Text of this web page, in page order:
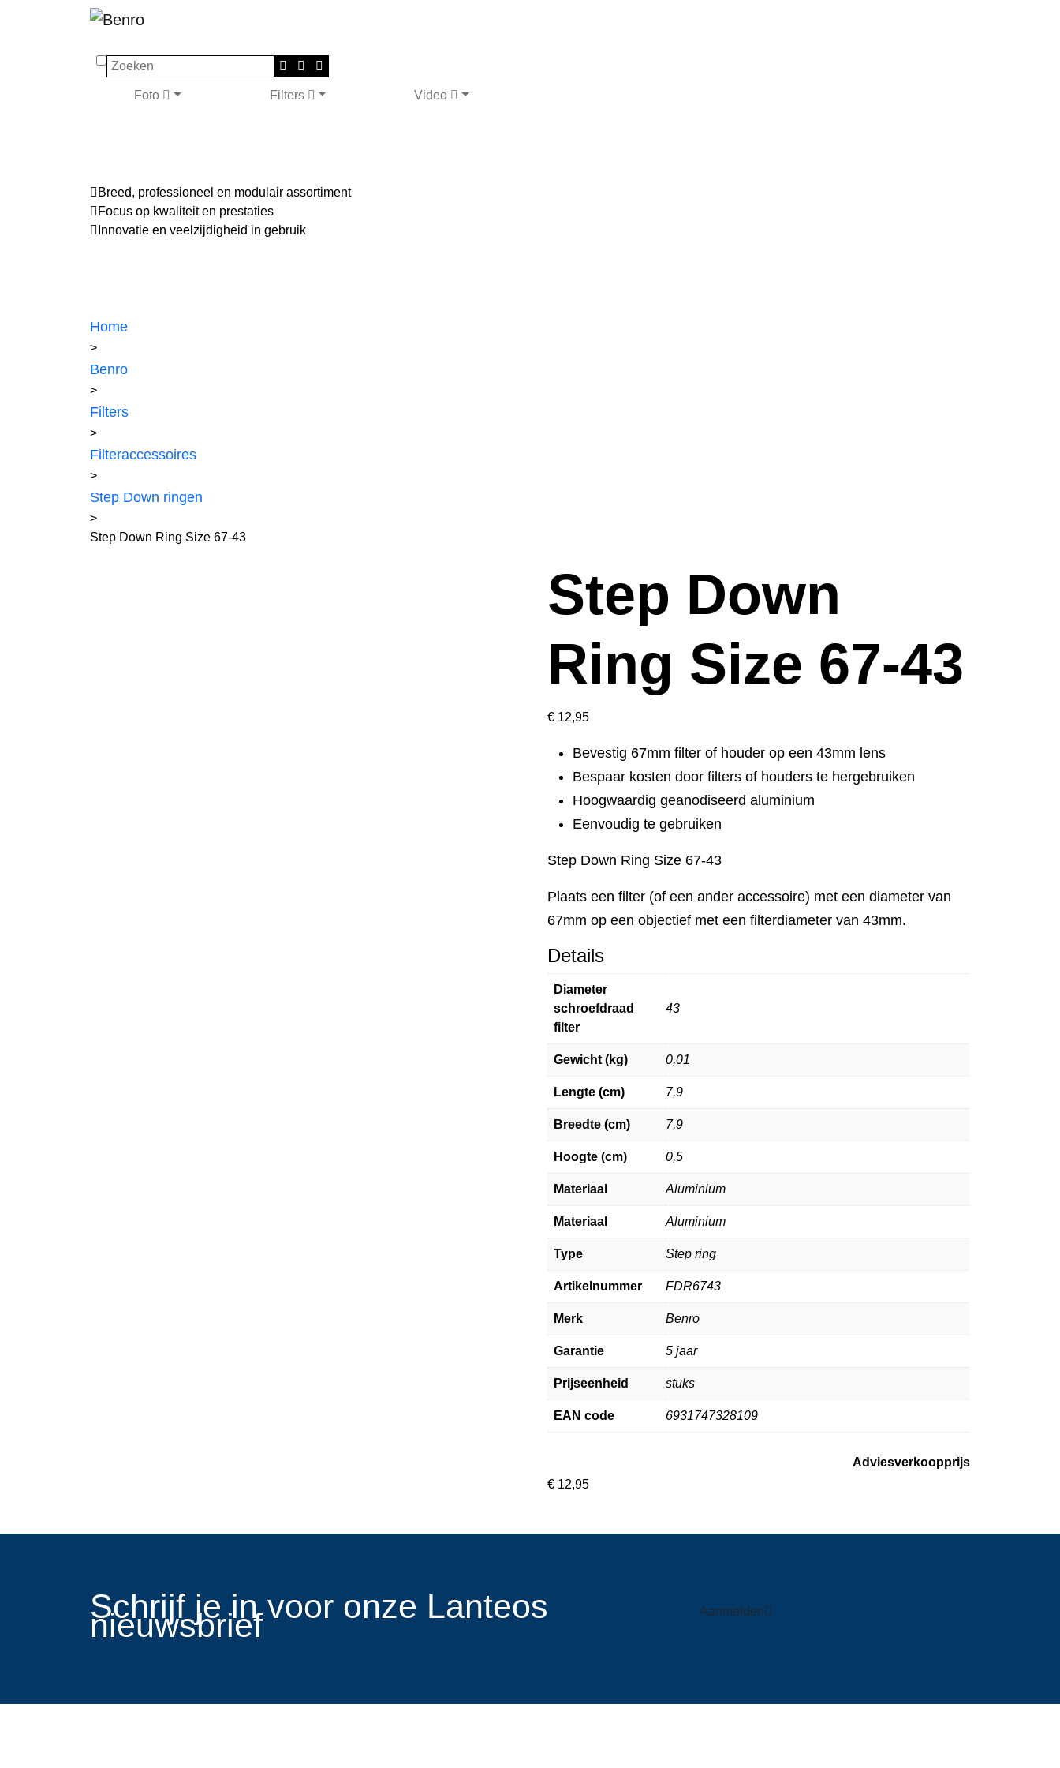
Zoeken
Foto Filters Video
Breed, professioneel en modulair assortiment
Focus op kwaliteit en prestaties
Innovatie en veelzijdigheid in gebruik
Home
>
Benro
>
Filters
>
Filteraccessoires
>
Step Down ringen
>
Step Down Ring Size 67-43
Step Down
Ring Size 67-43
€ 12,95
Bevestig 67mm filter of houder op een 43mm lens
Bespaar kosten door filters of houders te hergebruiken
Hoogwaardig geanodiseerd aluminium
Eenvoudig te gebruiken
Step Down Ring Size 67-43
Plaats een filter (of een ander accessoire) met een diameter van
67mm op een objectief met een filterdiameter van 43mm.
Details
Diameter
schroefdraad
filter
43
Gewicht (kg) 0,01
Lengte (cm) 7,9
Breedte (cm) 7,9
Hoogte (cm) 0,5
Materiaal Aluminium
Materiaal Aluminium
Type Step ring
Artikelnummer FDR6743
Merk Benro
Garantie 5 jaar
Prijseenheid stuks
EAN code 6931747328109
Adviesverkoopprijs
€ 12,95
​Schrijf je in voor onze Lanteos
nieuwsbrief Aanmelden